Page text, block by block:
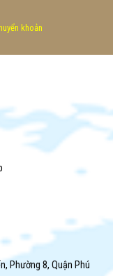
khoản
Phường 8, Quận Phú